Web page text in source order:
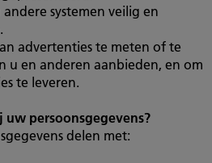
systemen veilig en
advertenties te meten of te
u en anderen aanbieden, en om
te leveren.
persoonsgegevens?
delen met: